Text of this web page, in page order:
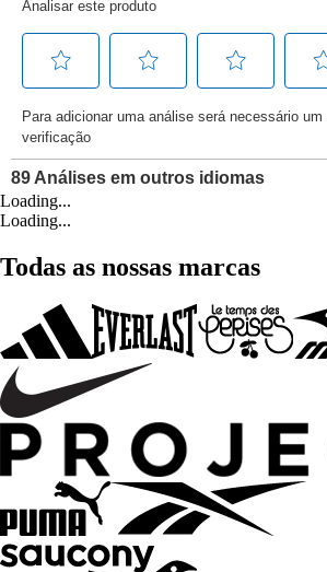
Loading...
Loading...
Todas as nossas marcas